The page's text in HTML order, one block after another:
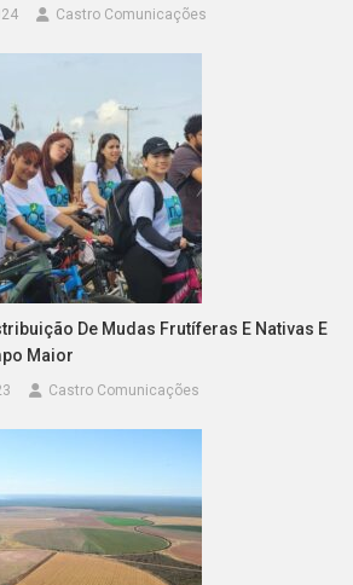
Castro Comunicações
De Mudas Frutíferas E Nativas E
Maior
Castro Comunicações